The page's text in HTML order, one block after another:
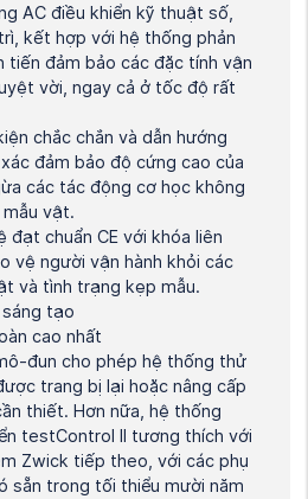
AC điều khiển kỹ thuật số,
kết hợp với hệ thống phản
tiến đảm bảo các đặc tính vận
vời, ngay cả ở tốc độ rất
chắc chắn và dẫn hướng
đảm bảo độ cứng cao của
các tác động cơ học không
vật.
đạt chuẩn CE với khóa liên
vệ người vận hành khỏi các
và tình trạng kẹp mẫu.
tạo
cao nhất
đun cho phép hệ thống thử
trang bị lại hoặc nâng cấp
thiết. Hơn nữa, hệ thống
testControl II tương thích với
Zwick tiếp theo, với các phụ
sẵn trong tối thiểu mười năm